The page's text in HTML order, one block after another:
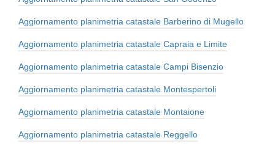
Aggiornamento planimetria catastale Barberino di Mugello
Aggiornamento planimetria catastale Capraia e Limite
Aggiornamento planimetria catastale Campi Bisenzio
Aggiornamento planimetria catastale Montespertoli
Aggiornamento planimetria catastale Montaione
Aggiornamento planimetria catastale Reggello